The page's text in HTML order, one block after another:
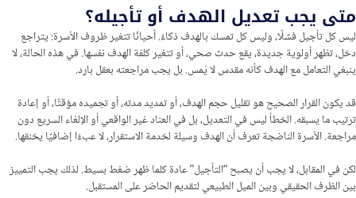
متى يجب تعديل الهدف أو تأجيله؟
ليس كل تأجيل فشلًا، وليس كل تمسك بالهدف ذكاءً. أحيانًا تتغير ظروف الأسرة: يتراجع
دخل، تظهر أولوية جديدة، يقع حدث صحي، أو تتغير كلفة الهدف نفسها. في هذه الحالة، لا
ينبغي التعامل مع الهدف كأنه مقدس لا يُمس. بل يجب مراجعته بعقل بارد.
قد يكون القرار الصحيح هو تقليل حجم الهدف، أو تمديد مدته، أو تجميده مؤقتًا، أو إعادة
ترتيب ما يسبقه. الخطأ ليس في التعديل، بل في العناد غير الواقعي أو الإلغاء السريع دون
مراجعة. الأسرة الناضجة تعرف أن الهدف وسيلة لخدمة الاستقرار، لا عبءًا إضافيًا يخنقها.
لكن في المقابل، لا يجب أن يصبح “التأجيل” عادة كلما ظهر ضغط بسيط. لذلك يجب التمييز
بين الظرف الحقيقي وبين الميل الطبيعي لتقديم الحاضر على المستقبل.